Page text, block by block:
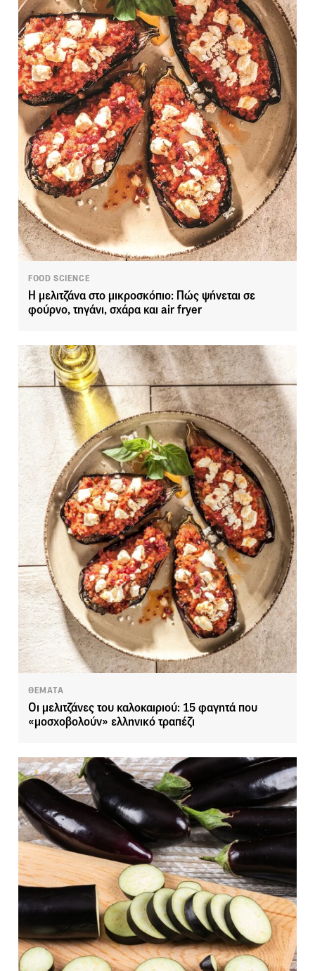
FOOD SCIENCE
Η μελιτζάνα στο μικροσκόπιο: Πώς ψήνεται σε
φούρνο, τηγάνι, σχάρα και air fryer
ΘΕΜΑΤΑ
Οι μελιτζάνες του καλοκαιριού: 15 φαγητά που
«μοσχοβολούν» ελληνικό τραπέζι